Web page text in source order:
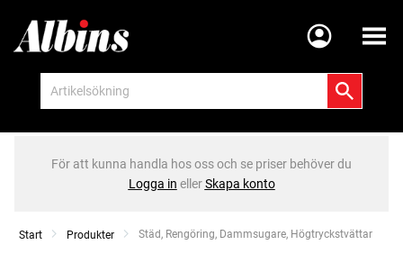
Meny
För att kunna handla hos oss och se priser behöver du
Logga in ellerSkapa konto
Start Produkter Current:
Städ, Rengöring, Dammsugare, Högtryckstvättar